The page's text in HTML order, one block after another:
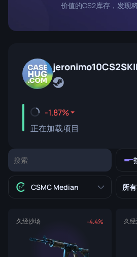
价值的CS2库存，发现
-1.87%
正在加载项目
CSMC Median 所
久经沙场 -4.4% 久